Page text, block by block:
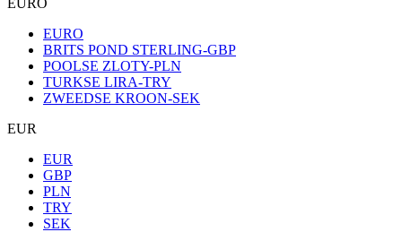
EURO
EURO
BRITS POND STERLING-GBP
POOLSE ZLOTY-PLN
TURKSE LIRA-TRY
ZWEEDSE KROON-SEK
EUR
EUR
GBP
PLN
TRY
SEK